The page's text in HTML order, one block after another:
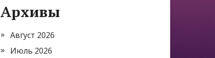
Архивы
Август 2026
Июль 2026